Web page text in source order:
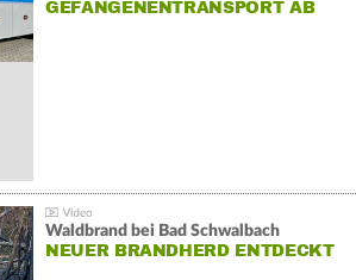
GEFANGENENTRANSPORT AB
Waldbrand bei Bad Schwalbach
NEUER BRANDHERD ENTDECKT